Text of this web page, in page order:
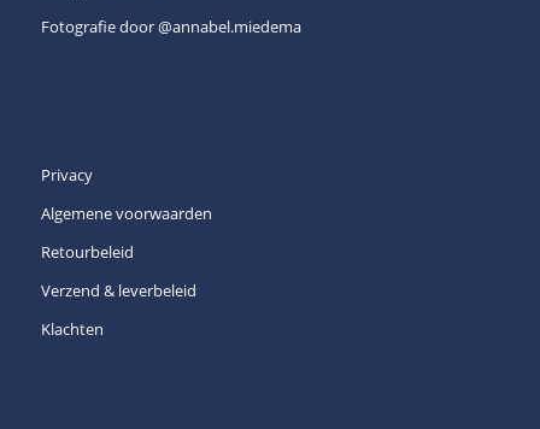
Fotografie door@annabel.miedema
Privacy
Algemene voorwaarden
Retourbeleid
Verzend & leverbeleid
Klachten